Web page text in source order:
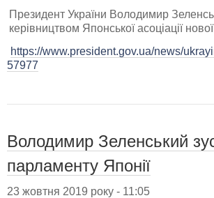
Президент України Володимир
керівництвом Японської асоціації
https://www.president.gov.ua/news/
57977
Володимир Зеленський
парламенту Японії
23 жовтня 2019 року - 11:05